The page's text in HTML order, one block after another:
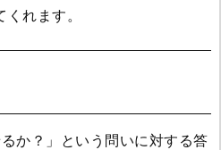
れます。
か？」という問いに対する答